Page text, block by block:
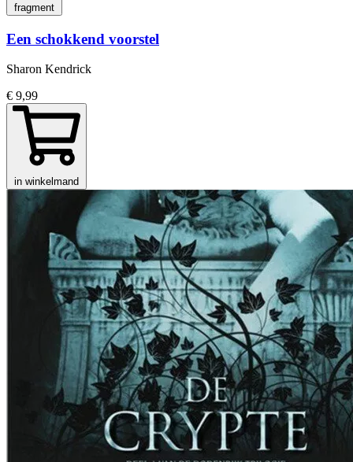
fragment
Een schokkend voorstel
Sharon Kendrick
€ 9,99
in winkelmand